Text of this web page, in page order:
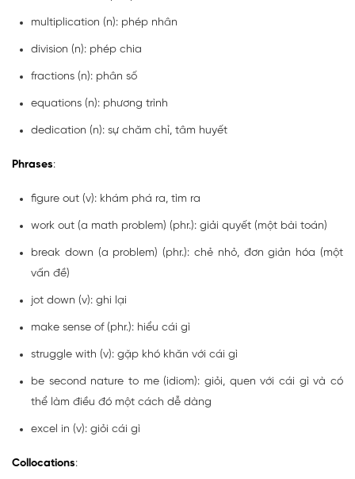
multiplication (n): phép nhân
division (n): phép chia
fractions (n): phân số
equations (n): phương trình
dedication (n): sự chăm chỉ, tâm huyết
Phrases:
figure out (v): khám phá ra, tìm ra
work out (a math problem) (phr.): giải quyết (một bài toán)
break down (a problem) (phr.): chẻ nhỏ, đơn giản hóa (một
vấn đề)
jot down (v): ghi lại
make sense of (phr.): hiểu cái gì
struggle with (v): gặp khó khăn với cái gì
be second nature to me (idiom): giỏi, quen với cái gì và có
thể làm điều đó một cách dễ dàng
excel in (v): giỏi cái gì
Collocations: